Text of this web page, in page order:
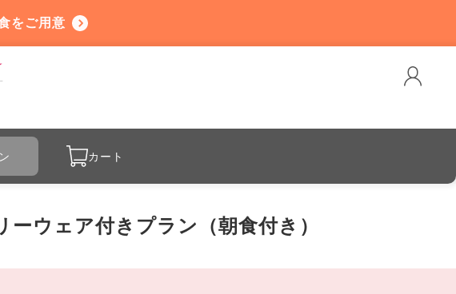
をご用意
カート
ウェア付きプラン（朝食付き）